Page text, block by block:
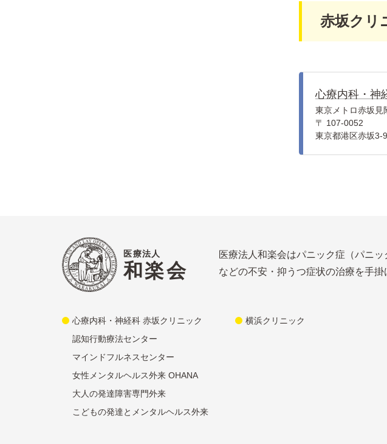
赤坂クリ
心療内科・神
東京メトロ赤坂見
〒 107-0052
東京都港区赤坂3-
医療法人
和楽会
医療法人和楽会はパニック症（パニ
などの不安・抑うつ症状の治療を手
心療内科・神経科 赤坂クリニック
認知行動療法センター
マインドフルネスセンター
女性メンタルヘルス外来 OHANA
大人の発達障害専門外来
こどもの発達とメンタルヘルス外来
横浜クリニック